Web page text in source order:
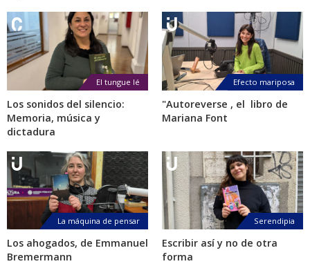
El tungue lé
Los sonidos del silencio:
Memoria, música y
dictadura
Efecto mariposa
"Autoreverse , el libro de
Mariana Font
La máquina de pensar
Los ahogados, de Emmanuel
Bremermann
Serendipia
Escribir así y no de otra
forma